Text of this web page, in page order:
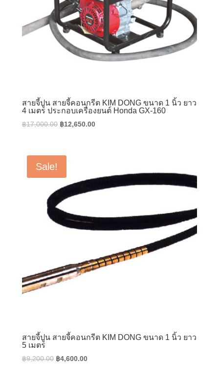
สายจี้ปูน สายจี้คอนกรีต KIM DONG ขนาด 1 นิ้ว ยาว
4 เมตร ประกอบเครื่องยนต์ Honda GX-160
฿17,000.00 Original
฿17,000.00.
฿12,650.00Current
Sale!
สายจี้ปูน สายจี้คอนกรีต KIM DONG ขนาด 1 นิ้ว ยาว
5 เมตร
฿9,200.00 Original
฿4,600.00Current